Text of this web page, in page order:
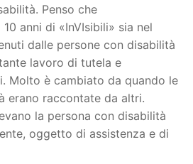
Penso che
anni di «InVIsibili» sia nel
dalle persone con disabilità
lavoro di tutela e
Molto è cambiato da quando le
erano raccontate da altri.
la persona con disabilità
oggetto di assistenza e di